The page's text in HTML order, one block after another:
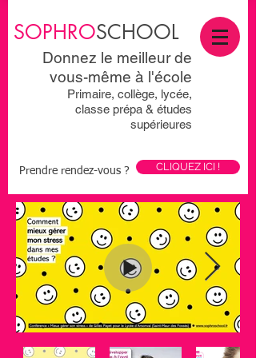
SOPHROSCHOOL
Donnez le meilleur de
vous-même à l'école
Primaire, collège, lycée,
classe prépa & études
supérieures
Prendre rendez-vous ? CLIQUEZ ICI !